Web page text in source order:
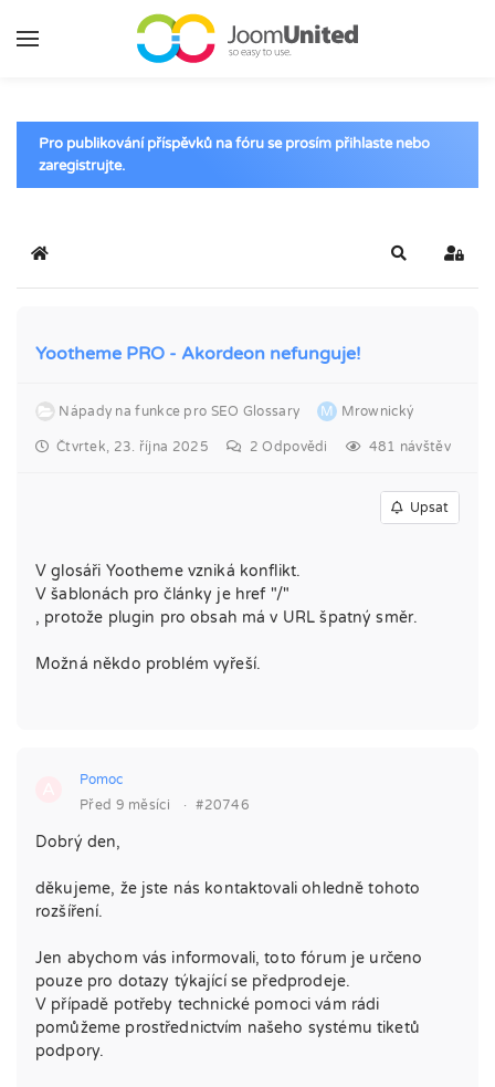
Přeskočit na hlavní obsah
Pro publikování příspěvků na fóru se prosím přihlaste nebo
zaregistrujte.
Domů Hledat
Yootheme PRO - Akordeon nefunguje!
Nápady na funkce pro SEO Glossary M Mrownický
Čtvrtek, 23. října 2025 2 Odpovědi 481 návštěv
Upsat
V glosáři Yootheme vzniká konflikt.
V šablonách pro články je href "/"
, protože plugin pro obsah má v URL špatný směr.
Možná někdo problém vyřeší.
Pomoc
Před 9 měsíci
· #20746
Dobrý den,
děkujeme, že jste nás kontaktovali ohledně tohoto
rozšíření.
Jen abychom vás informovali, toto fórum je určeno
pouze pro dotazy týkající se předprodeje.
V případě potřeby technické pomoci vám rádi
pomůžeme prostřednictvím našeho systému tiketů
podpory.